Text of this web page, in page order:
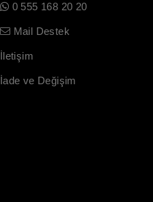
0 555 168 20 20
Mail Destek
İletişim
İade ve Değişim